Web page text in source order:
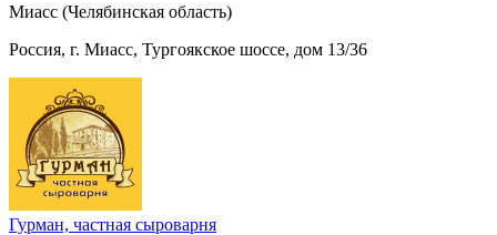
Миасс (Челябинская область)
Россия, г. Миасс, Тургоякское шоссе, дом 13/36
Гурман, частная сыроварня